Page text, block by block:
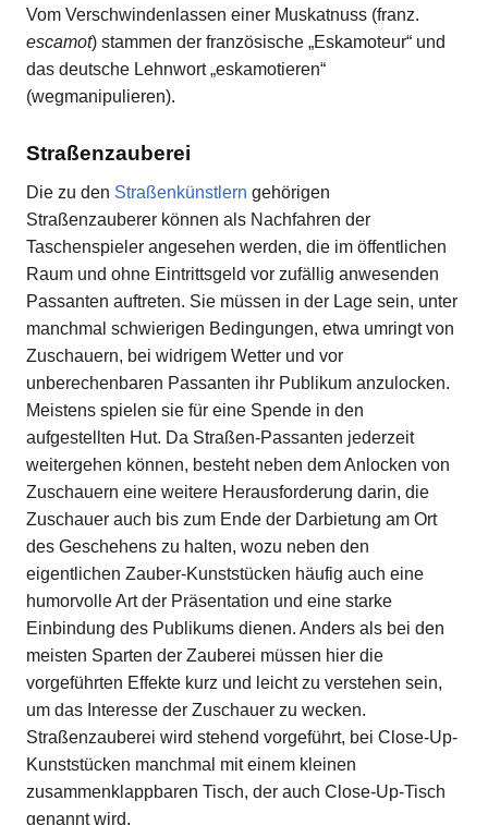
Vom Verschwindenlassen einer Muskatnuss (franz.
escamot) stammen der französische „Eskamoteur“ und
das deutsche Lehnwort „eskamotieren“
(wegmanipulieren).
Straßenzauberei
Die zu den Straßenkünstlern gehörigen
Straßenzauberer können als Nachfahren der
Taschenspieler angesehen werden, die im öffentlichen
Raum und ohne Eintrittsgeld vor zufällig anwesenden
Passanten auftreten. Sie müssen in der Lage sein, unter
manchmal schwierigen Bedingungen, etwa umringt von
Zuschauern, bei widrigem Wetter und vor
unberechenbaren Passanten ihr Publikum anzulocken.
Meistens spielen sie für eine Spende in den
aufgestellten Hut. Da Straßen-Passanten jederzeit
weitergehen können, besteht neben dem Anlocken von
Zuschauern eine weitere Herausforderung darin, die
Zuschauer auch bis zum Ende der Darbietung am Ort
des Geschehens zu halten, wozu neben den
eigentlichen Zauber-Kunststücken häufig auch eine
humorvolle Art der Präsentation und eine starke
Einbindung des Publikums dienen. Anders als bei den
meisten Sparten der Zauberei müssen hier die
vorgeführten Effekte kurz und leicht zu verstehen sein,
um das Interesse der Zuschauer zu wecken.
Straßenzauberei wird stehend vorgeführt, bei Close-Up-
Kunststücken manchmal mit einem kleinen
zusammenklappbaren Tisch, der auch Close-Up-Tisch
genannt wird.